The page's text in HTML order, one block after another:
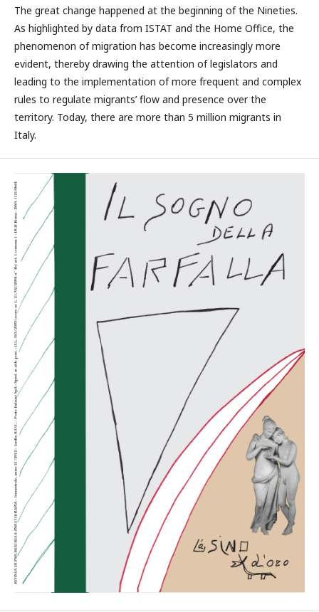
The great change happened at the beginning of the Nineties.
As highlighted by data from ISTAT and the Home Office, the
phenomenon of migration has become increasingly more
evident, thereby drawing the attention of legislators and
leading to the implementation of more frequent and complex
rules to regulate migrants’ flow and presence over the
territory. Today, there are more than 5 million migrants in
Italy.